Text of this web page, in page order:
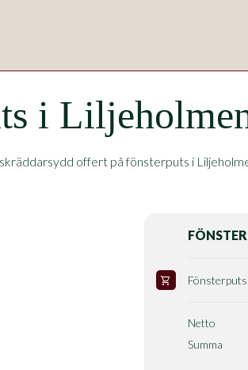
i
offert på fönsterputs i
shopping_cart Fönsterputs
Netto
Summa